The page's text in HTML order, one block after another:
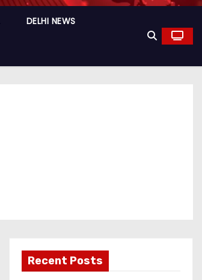
DELHI NEWS
Recent Posts